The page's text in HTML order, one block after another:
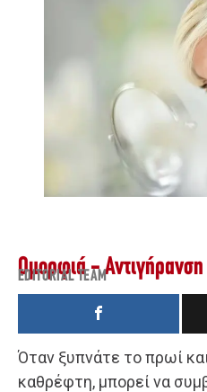
Ομορφιά - Αντιγήρανση
EDITORIAL TEAM
Όταν ξυπνάτε το πρωί
καθρέφτη, μπορεί να